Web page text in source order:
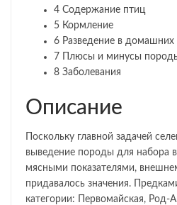
4 Содержание птиц
5 Кормление
6 Разведение в домашних
7 Плюсы и минусы
8 Заболевания
Описание
Поскольку главной задачей
выведение породы для набора
мясными показателями,
придавалось значения.
категории: Первомайская, Род-